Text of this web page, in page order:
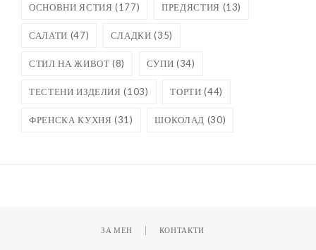
ОСНОВНИ ЯСТИЯ (177) ПРЕДЯСТИЯ (13)
САЛАТИ (47) СЛАДКИ (35)
СТИЛ НА ЖИВОТ (8) СУПИ (34)
ТЕСТЕНИ ИЗДЕЛИЯ (103) ТОРТИ (44)
ФРЕНСКА КУХНЯ (31) ШОКОЛАД (30)
ЗА МЕН КОНТАКТИ